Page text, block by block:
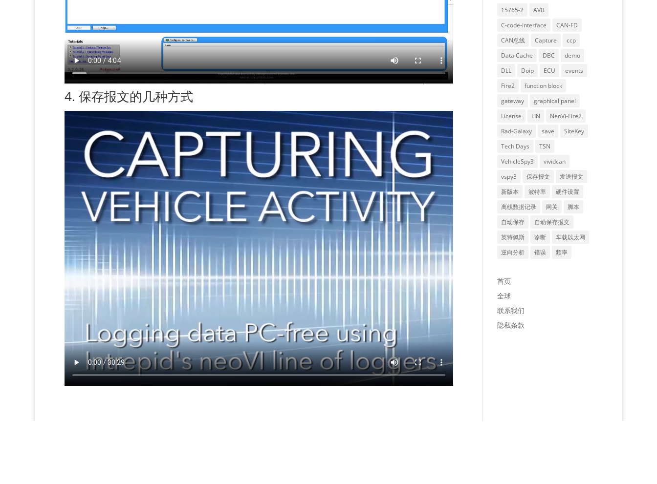
4. 保存报文的几种方式
15765-2
AVB
C-code-interface
CAN-FD
CAN总线
Capture
ccp
Data Cache
DBC
demo
DLL
Doip ECU
events
Fire2
function block
gateway
graphical panel
License
LIN
NeoVi-Fire2
Rad-Galaxy
save
SiteKey
Tech Days
TSN
VehicleSpy3
vividcan
vspy3
保存报文
发送报文
新版本
波特率
硬件设置
离线数据记录
网关
脚本
自动保存
自动保存报文
英特佩斯
诊断
车载以太网
逆向分析
错误 频率
首页
全球
联系我们
隐私条款